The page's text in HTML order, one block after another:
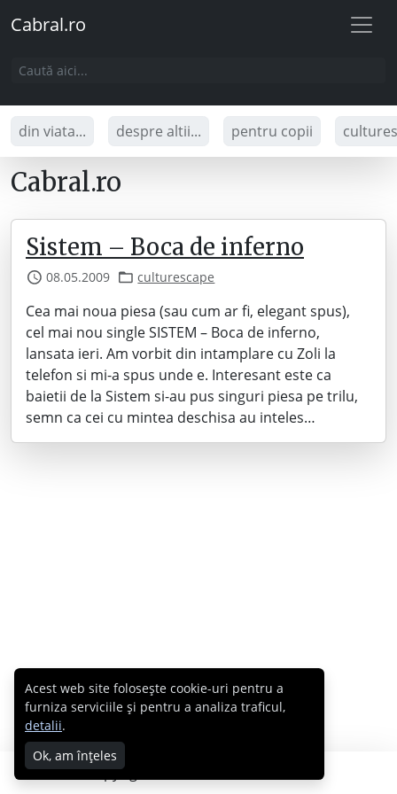
Cabral.ro
din viata... despre altii... pentru copii
Cabral.ro
Sistem – Boca de inferno
08.05.2009 culturescape
Cea mai noua piesa (sau cum ar fi, elegant spus),
cel mai nou single SISTEM – Boca de inferno,
lansata ieri. Am vorbit din intamplare cu Zoli la
telefon si mi-a spus unde e. Interesant este ca
baietii de la Sistem si-au pus singuri piesa pe trilu,
semn ca cei cu mintea deschisa au inteles…
Copyright © 2007 - 2026 Cabral.ro
Acest web site folosește cookie-uri pentru a
furniza serviciile și pentru a analiza traficul,
detalii.
Ok, am înțeles